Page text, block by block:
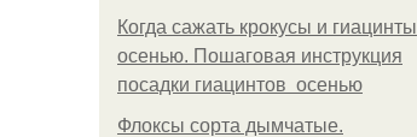
Когда сажать крокусы и гиацинты
осенью. Пошаговая инструкция
посадки гиацинтов осенью
Флоксы сорта дымчатые.